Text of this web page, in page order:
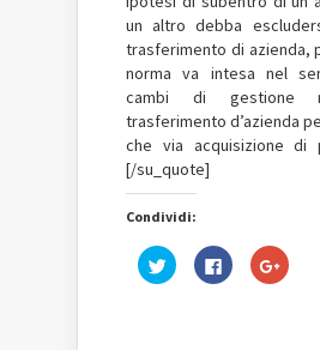
un altro debba
trasferimento di azienda,
norma va intesa nel
cambi di
trasferimento d’azienda
che via acquisizione di
[/su_quote]
Condividi:
Fai
clic
Fai
clic
Fai
clic